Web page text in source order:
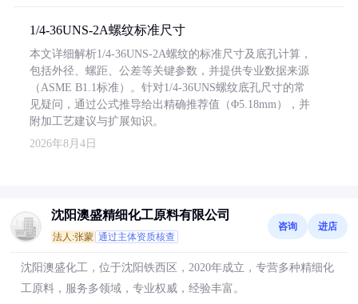
1/4-36UNS-2A螺纹标准尺寸
本文详细解析1/4-36UNS-2A螺纹的标准尺寸及底孔计算，
包括外径、螺距、公差等关键参数，并提供专业数据来源
（ASME B1.1标准）。针对1/4-36UNS螺纹底孔尺寸的常
见疑问，通过公式推导给出精确推荐值（Φ5.18mm），并
附加工艺建议与扩展知识。
2026年8月4日
沈阳澳盛精细化工原料有限公司
法人:张蒙 通过主体资质核查
咨询 进店
沈阳澳盛化工，位于沈阳铁西区，2020年成立，专营多种精细化
工原料，服务多领域，专业权威，经验丰富。